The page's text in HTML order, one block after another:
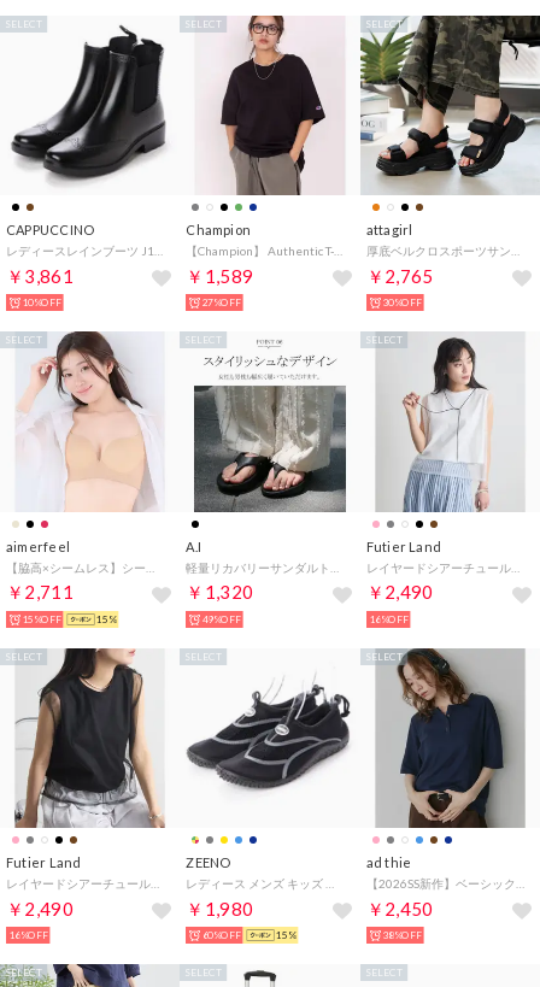
CAPPUCCINO
￥3,861
SELECT
10%OFF
Champion
￥1,589
SELECT
27%OFF
attagirl
￥2,765
SELECT
30%OFF
aimerfeel
￥2,711
SELECT
15%OFF 15%
A.I
￥1,320
SELECT
49%OFF
Futier Land
レイヤードシアーチュールノースリトップス （ホワイト）
￥2,490
SELECT
16%OFF
Futier Land
￥2,490
SELECT
16%OFF
ZEENO
￥1,980
SELECT
60%OFF 15%
ad thie
￥2,450
SELECT
38%OFF
SELECT SELECT SELECT